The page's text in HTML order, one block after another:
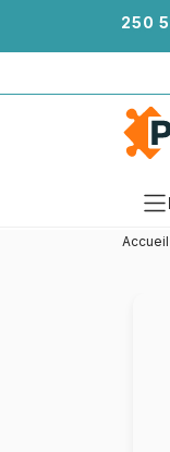
250 5
Accueil